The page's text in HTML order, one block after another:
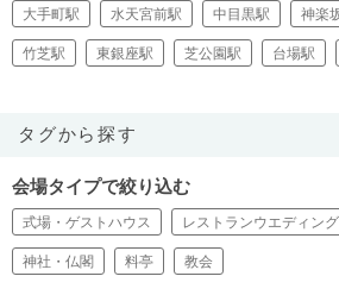
大手町駅 水天宮前駅 中目黒駅 神楽
竹芝駅 東銀座駅 芝公園駅 台場駅
タグから探す
会場タイプで絞り込む
式場・ゲストハウス レストランウエディング
神社・仏閣 料亭 教会